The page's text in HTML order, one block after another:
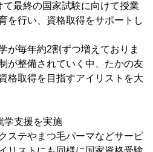
最終の国家試験に向けて授業
を行い、資格取得をサポートし
が毎年約2割ずつ増えておりま
が整備されていく中、たかの友
格取得を目指すアイリストを大
学支援を実施
ステやまつ毛パーマなどサービ